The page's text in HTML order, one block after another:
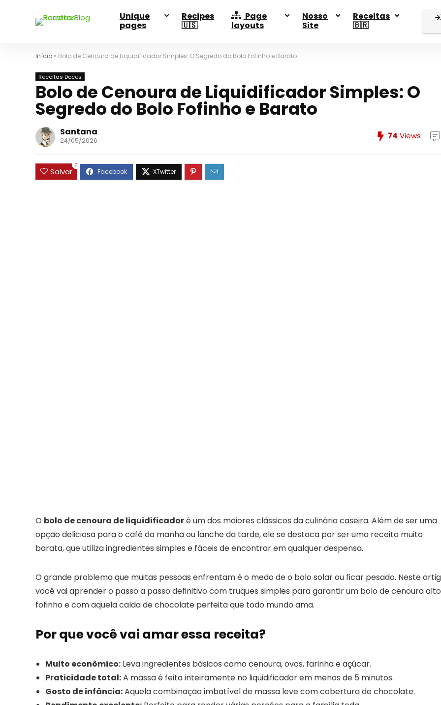
Unique
pages
Recipes
🇺🇸
Page
layouts
Nosso
Site
Receitas
🇧🇷
Início » Bolo de Cenoura de Liquidificador Simples: O Segredo do Bolo Fofinho e Barato
Receitas Doces
Bolo de Cenoura de Liquidificador Simples: O
Segredo do Bolo Fofinho e Barato
Santana
24/05/2026 74 Views
Salvar
0
O bolo de cenoura de liquidificadoré um dos maiores clássicos da culinária caseira. Além de ser uma
opção deliciosa para o café da manhã ou lanche da tarde, ele se destaca por ser uma receita muito
barata, que utiliza ingredientes simples e fáceis de encontrar em qualquer despensa.
O grande problema que muitas pessoas enfrentam é o medo de o bolo solar ou ficar pesado. Neste
você vai aprender o passo a passo definitivo com truques simples para garantir um bolo de cenoura
fofinho e com aquela calda de chocolate perfeita que todo mundo ama.
Por que você vai amar essa receita?
Muito econômico: Leva ingredientes básicos como cenoura, ovos, farinha e açúcar.
Praticidade total:A massa é feita inteiramente no liquidificador em menos de 5 minutos.
Gosto de infância:Aquela combinação imbatível de massa leve com cobertura de chocolate.